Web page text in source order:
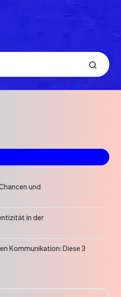
und
in der
Kommunikation: Diese 3